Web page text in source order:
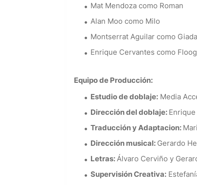
Mat Mendoza como Roman
Alan Moo como Milo
Montserrat Aguilar como Giada
Enrique Cervantes como
Equipo de Producción:
Estudio de doblaje: Media
Dirección del doblaje:
Traducción y Adaptacion:
Dirección musical: Gerardo
Letras:Álvaro Cerviño y
Supervisión Creativa: